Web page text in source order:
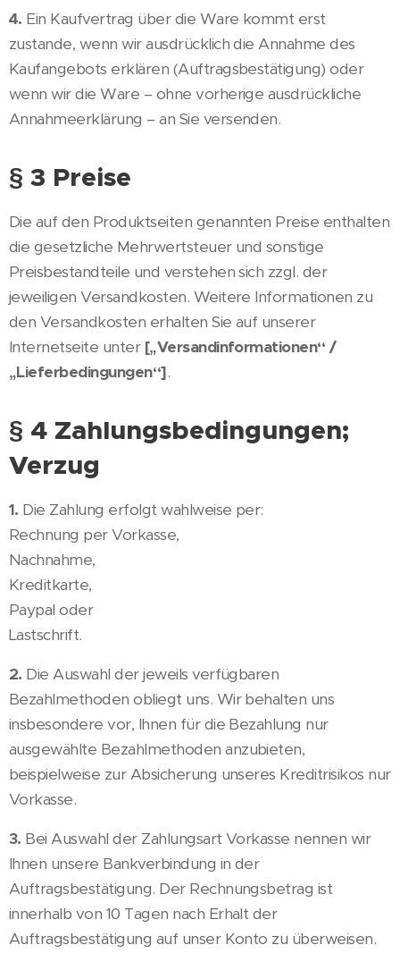
4. Ein Kaufvertrag über die Ware kommt erst
zustande, wenn wir ausdrücklich die Annahme des
Kaufangebots erklären (Auftragsbestätigung) oder
wenn wir die Ware – ohne vorherige ausdrückliche
Annahmeerklärung – an Sie versenden.
§ 3 Preise
Die auf den Produktseiten genannten Preise enthalten
die gesetzliche Mehrwertsteuer und sonstige
Preisbestandteile und verstehen sich zzgl. der
jeweiligen Versandkosten. Weitere Informationen zu
den Versandkosten erhalten Sie auf unserer
Internetseite unter [„Versandinformationen“ /
„Lieferbedingungen“].
§ 4 Zahlungsbedingungen;
Verzug
1. Die Zahlung erfolgt wahlweise per:
Rechnung per Vorkasse,
Nachnahme,
Kreditkarte,
Paypal oder
Lastschrift.
2. Die Auswahl der jeweils verfügbaren
Bezahlmethoden obliegt uns. Wir behalten uns
insbesondere vor, Ihnen für die Bezahlung nur
ausgewählte Bezahlmethoden anzubieten,
beispielweise zur Absicherung unseres Kreditrisikos nur
Vorkasse.
3. Bei Auswahl der Zahlungsart Vorkasse nennen wir
Ihnen unsere Bankverbindung in der
Auftragsbestätigung. Der Rechnungsbetrag ist
innerhalb von 10 Tagen nach Erhalt der
Auftragsbestätigung auf unser Konto zu überweisen.